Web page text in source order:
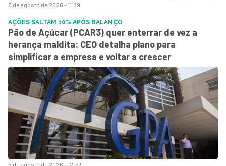
6 de agosto de 2026 - 11:39
5 de agosto de 2026 - 12:53
AÇÕES SALTAM 10% APÓS BALANÇO
Pão de Açúcar (PCAR3) quer enterrar de vez a
herança maldita: CEO detalha plano para
simplificar a empresa e voltar a crescer